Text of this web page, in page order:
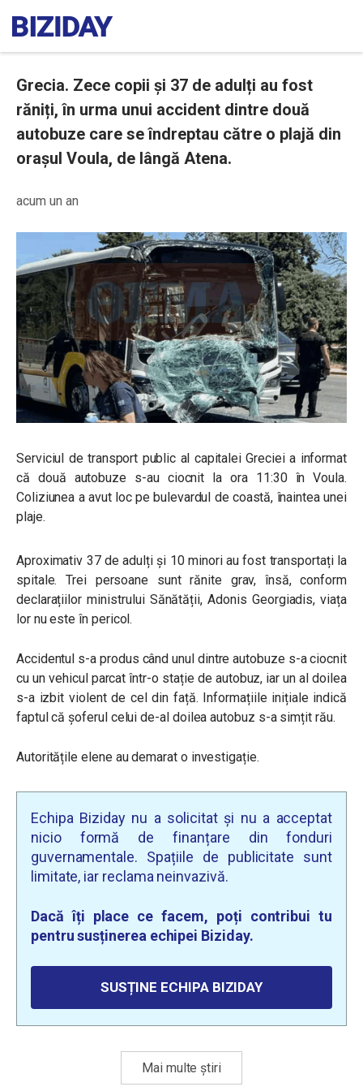
Grecia. Zece copii și 37 de adulți au fost
răniți, în urma unui accident dintre două
autobuze care se îndreptau către o plajă din
orașul Voula, de lângă Atena.
acum un an
Serviciul de transport public al capitalei Greciei a informat
că două autobuze s-au ciocnit la ora 11:30 în Voula.
Coliziunea a avut loc pe bulevardul de coastă, înaintea unei
plaje.
Aproximativ 37 de adulți și 10 minori au fost transportați la
spitale. Trei persoane sunt rănite grav, însă, conform
declarațiilor ministrului Sănătății, Adonis Georgiadis, viața
lor nu este în pericol.
Accidentul s-a produs când unul dintre autobuze s-a ciocnit
cu un vehicul parcat într-o stație de autobuz, iar un al doilea
s-a izbit violent de cel din față. Informațiile inițiale indică
faptul că șoferul celui de-al doilea autobuz s-a simțit rău.
Autoritățile elene au demarat o investigație.
Echipa Biziday nu a solicitat și nu a acceptat
nicio formă de finanțare din fonduri
guvernamentale. Spațiile de publicitate sunt
limitate, iar reclama neinvazivă.
Dacă îți place ce facem, poți contribui tu
pentru susținerea echipei Biziday.
SUSȚINE ECHIPA BIZIDAY
Mai multe știri